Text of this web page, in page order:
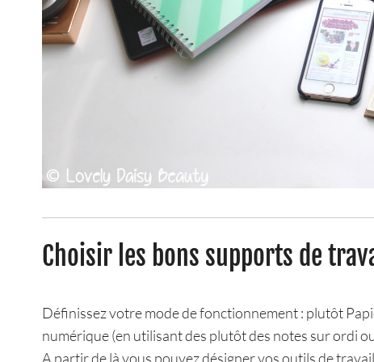
Choisir les bons supports de
Définissez votre mode de fonctionnement : plutôt
numérique (en utilisant des plutôt des notes sur ordi
A partir de là vous pouvez désigner vos outils de